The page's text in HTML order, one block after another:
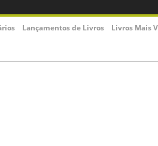
Lançamentos de Livros Livros Mais